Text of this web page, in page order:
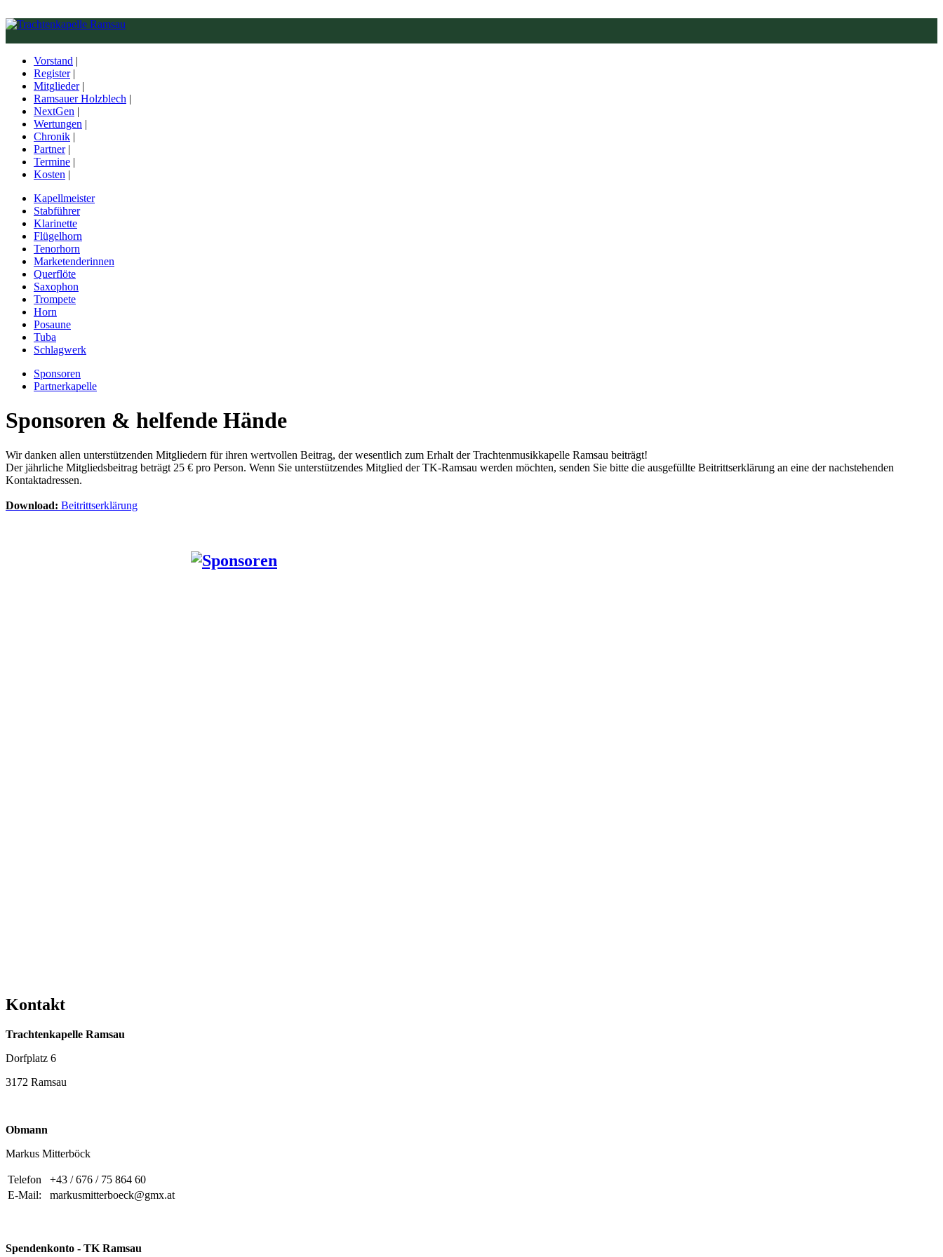
Vorstand |
Register|
Mitglieder|
Ramsauer Holzblech |
NextGen |
Wertungen |
Chronik |
Partner|
Termine |
Kosten |
Kapellmeister
Stabführer
Klarinette
Flügelhorn
Tenorhorn
Marketenderinnen
Querflöte
Saxophon
Trompete
Horn
Posaune
Tuba
Schlagwerk
Sponsoren
Partnerkapelle
Sponsoren & helfende Hände
Wir danken allen unterstützenden Mitgliedern für ihren wertvollen Beitrag, der wesentlich zum Erhalt der Trachtenmusikkapelle Ramsau beiträgt!
Der jährliche Mitgliedsbeitrag beträgt 25 € pro Person. Wenn Sie unterstützendes Mitglied der TK-Ramsau werden möchten, senden Sie bitte die ausgefüllte Beitrittserklärung an eine der nachstehenden
Kontaktadressen.
Download: Beitrittserklärung
Kontakt
Trachtenkapelle Ramsau
Dorfplatz 6
3172 Ramsau
Obmann
Markus Mitterböck
Telefon
+43 / 676 / 75 864 60
E-Mail:
markusmitterboeck@gmx.at
Spendenkonto - TK Ramsau